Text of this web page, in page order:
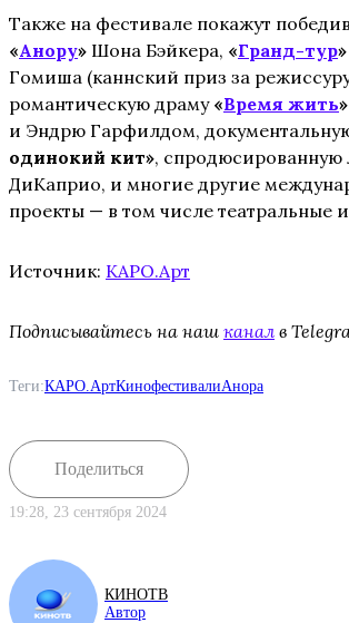
Также на фестивале покажут
«Анору» Шона Бэйкера, «Гранд-тур»
Гомиша (каннский приз за
романтическую драму «Время жить»
и Эндрю Гарфилдом,
одинокий кит», спродюсированную
ДиКаприо, и многие другие
проекты — в том числе театральные
Источник: КАРО.Арт
Подписывайтесь на наш канал в
Теги:КАРО.АртКинофестивалиАнора
Поделиться
19:28, 23 сентября 2024
КИНОТВ
Автор